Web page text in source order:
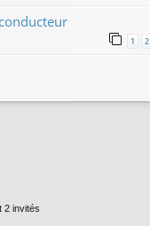
1 2
2 invités